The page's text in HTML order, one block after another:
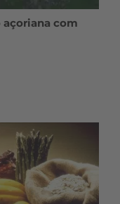
açoriana com